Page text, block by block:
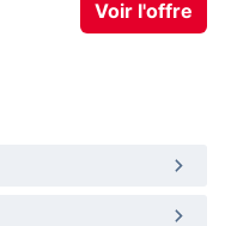
Voir l'offre